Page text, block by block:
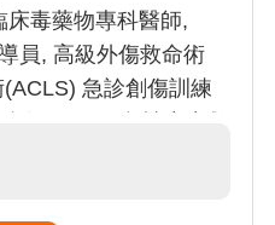
毒藥物專科醫師,
員, 高級外傷救命術
急診創傷訓練
術(ANLS)